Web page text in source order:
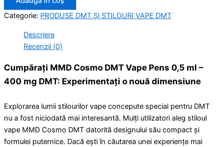
Categorie: PRODUSE DMT ȘI STILOURI VAPE DMT
Descriere
Recenzii (0)
Cumpărați MMD Cosmo DMT Vape Pens 0,5 ml –
400 mg DMT: Experimentați o nouă dimensiune
Explorarea lumii stilourilor vape concepute special pentru DMT
nu a fost niciodată mai interesantă. Mulți utilizatori aleg stiloul
vape MMD Cosmo DMT datorită designului său compact și
formulei puternice. Dacă ești în căutarea unei experiențe mai